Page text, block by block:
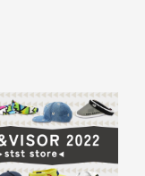
800円とさせて頂
頂けた場合は送
で、若干の誤